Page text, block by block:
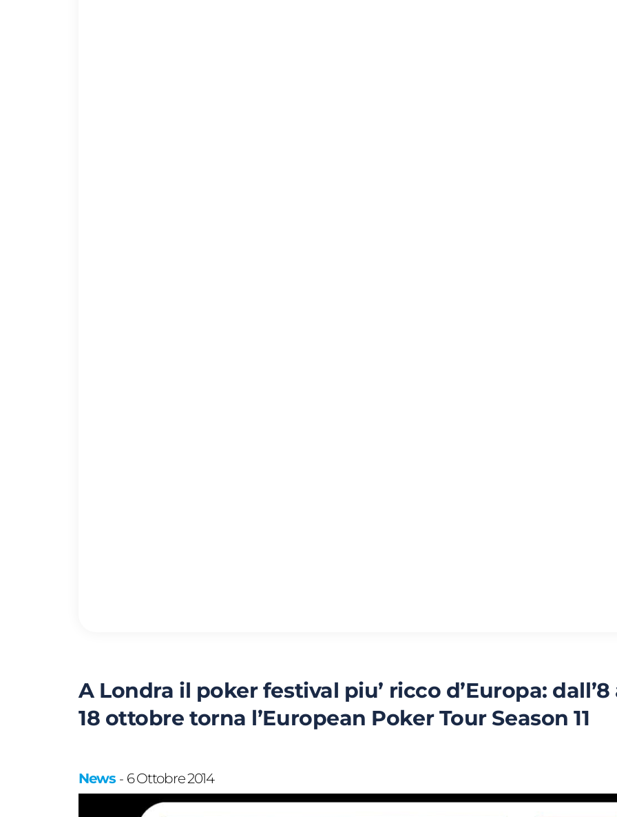
A Londra il poker festival piu’ ricco d’Europa: dall’8
18 ottobre torna l’European Poker Tour Season 11
News - 6 Ottobre 2014